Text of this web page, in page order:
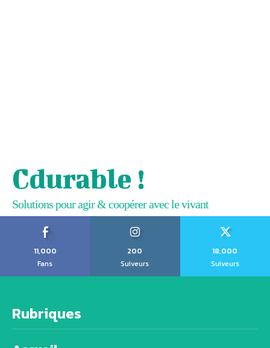
Cdurable !
Solutions pour agir & coopérer avec le vivant
11,000
Fans
200
Suiveurs
18,000
Suiveurs
Rubriques